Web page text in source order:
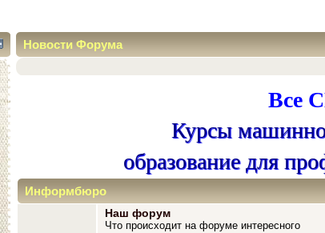
Новости Форума
Все
Курсы
образование для
Информбюро
Наш форум
Что происходит на форуме интересного